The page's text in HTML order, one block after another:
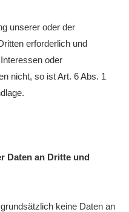
unserer oder der
erforderlich und
oder
nicht, so ist Art. 6 Abs. 1
Daten an Dritte und
keine Daten an